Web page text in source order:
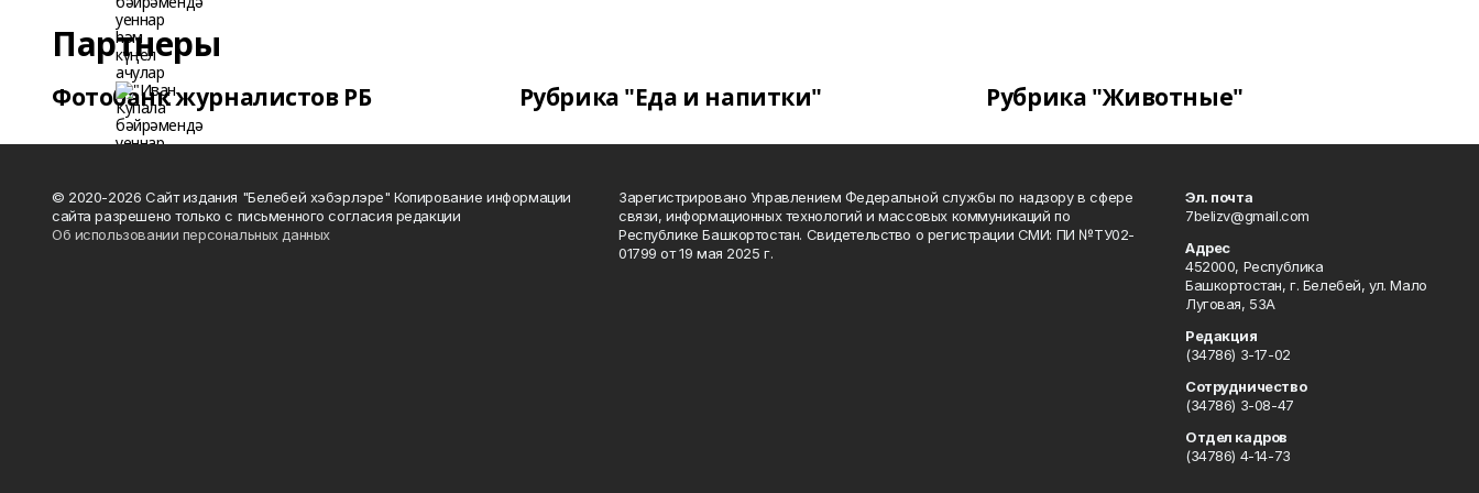
Партнеры
Фотобанк журналистов РБ Рубрика "Еда и напитки" Рубрика "Животные"
© 2020-2026 Сайт издания "Белебей хэбэрлэре" Копирование информации
сайта разрешено только с письменного согласия редакции
Об использовании персональных данных
Зарегистрировано Управлением Федеральной службы по надзору в сфере
связи, информационных технологий и массовых коммуникаций по
Республике Башкортостан. Свидетельство о регистрации СМИ: ПИ №ТУ02-
01799 от 19 мая 2025 г.
Эл. почта
7belizv@gmail.com
Адрес
452000, Республика
Башкортостан, г. Белебей, ул. Мало
Луговая, 53А
Редакция
(34786) 3-17-02
Сотрудничество
(34786) 3-08-47
Отдел кадров
(34786) 4-14-73